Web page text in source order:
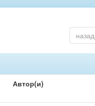
назад
Автор(и)